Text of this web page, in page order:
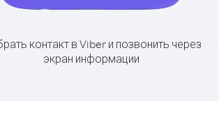
контакт в Viber и позвонить через
экран информации